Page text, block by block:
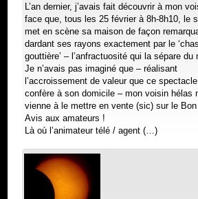
L’an dernier, j’avais fait découvrir à mon
face que, tous les 25 février à 8h-8h10, le
met en scène sa maison de façon
dardant ses rayons exactement par le
gouttière’ – l’anfractuosité qui la sépare du
Je n’avais pas imaginé que – réalisant
l’accroissement de valeur que ce
confère à son domicile – mon voisin hélas
vienne à le mettre en vente (sic) sur le Bon
Avis aux amateurs !
Là où l’animateur télé / agent (…)